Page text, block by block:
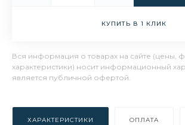
КУПИТЬ В 1 КЛИК
Вся информация о товарах на сайте (цены,
характеристики) носит информационный
является публичной офертой.
ХАРАКТЕРИСТИКИ ОПЛАТА